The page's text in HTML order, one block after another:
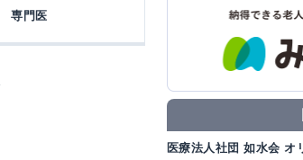
専門医
医療法人社団 如水会 オ